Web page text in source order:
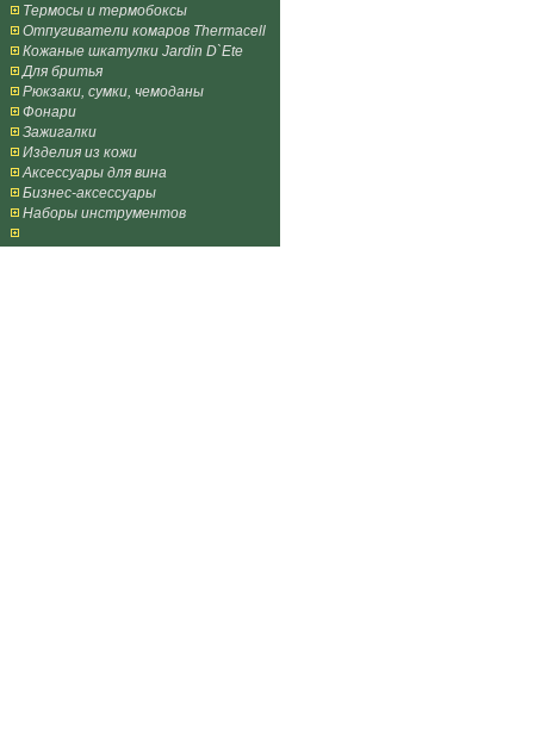
Термосы и термобоксы
Отпугиватели комаров Thermacell
Кожаные шкатулки Jardin D`Ete
Для бритья
Рюкзаки, сумки, чемоданы
Фонари
Зажигалки
Изделия из кожи
Аксессуары для вина
Бизнес-аксессуары
Наборы инструментов